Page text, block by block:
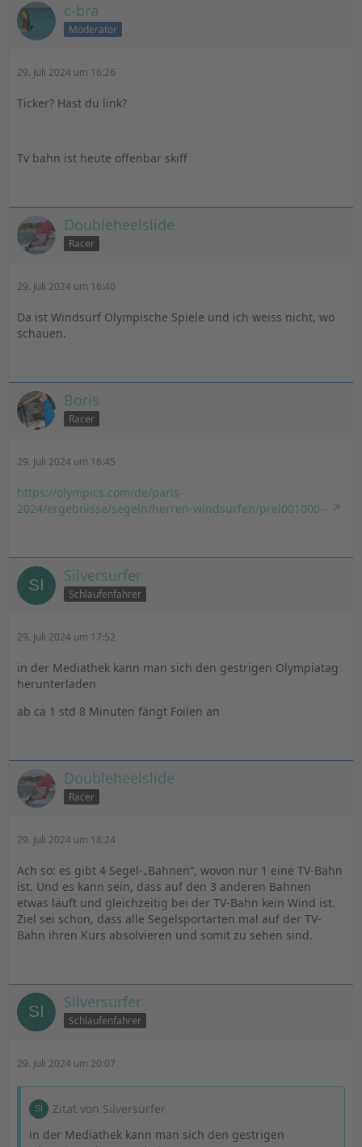
c-bra
Moderator
29. Juli 2024 um 16:26
Ticker? Hast du link?
Tv bahn ist heute offenbar skiff
Doubleheelslide
Racer
29. Juli 2024 um 16:40
Da ist Windsurf Olympische Spiele und ich weiss nicht, wo
schauen.
Boris
Racer
29. Juli 2024 um 16:45
https://olympics.com/de/paris-
2024/ergebnisse/segeln/herren-windsurfen/prel001000--
Silversurfer
Schlaufenfahrer
29. Juli 2024 um 17:52
in der Mediathek kann man sich den gestrigen Olympiatag
herunterladen
ab ca 1 std 8 Minuten fängt Foilen an
Doubleheelslide
Racer
29. Juli 2024 um 18:24
Ach so: es gibt 4 Segel-„Bahnen“, wovon nur 1 eine TV-Bahn
ist. Und es kann sein, dass auf den 3 anderen Bahnen
etwas läuft und gleichzeitig bei der TV-Bahn kein Wind ist.
Ziel sei schon, dass alle Segelsportarten mal auf der TV-
Bahn ihren Kurs absolvieren und somit zu sehen sind.
Silversurfer
Schlaufenfahrer
29. Juli 2024 um 20:07
Zitat von Silversurfer
in der Mediathek kann man sich den gestrigen